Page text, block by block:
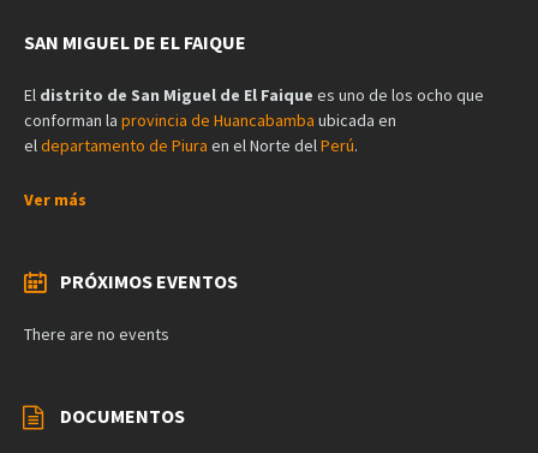
SAN MIGUEL DE EL FAIQUE
El distrito de San Miguel de El Faique es uno de los ocho que
conforman la provincia de Huancabamba ubicada en
eldepartamento de Piura en el Norte delPerú.
Ver más
PRÓXIMOS EVENTOS
There are no events
DOCUMENTOS